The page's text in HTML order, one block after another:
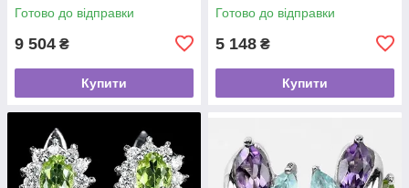
Готово до відправки
9 504 ₴
Купити
Готово до відправки
5 148 ₴
Купити